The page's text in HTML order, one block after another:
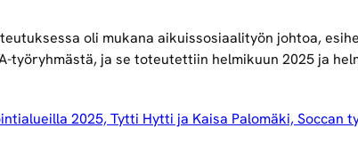
oli mukana aikuissosiaalityön johtoa,
työryhmästä, ja se toteutettiin helmikuun 2025 ja
2025, Tytti Hytti ja Kaisa Palomäki, Soccan